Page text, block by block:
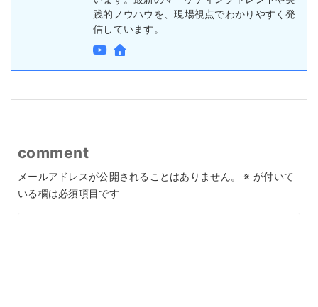
践的ノウハウを、現場視点でわかりやすく発
信しています。
comment
メールアドレスが公開されることはありません。 ※ が付いて
いる欄は必須項目です